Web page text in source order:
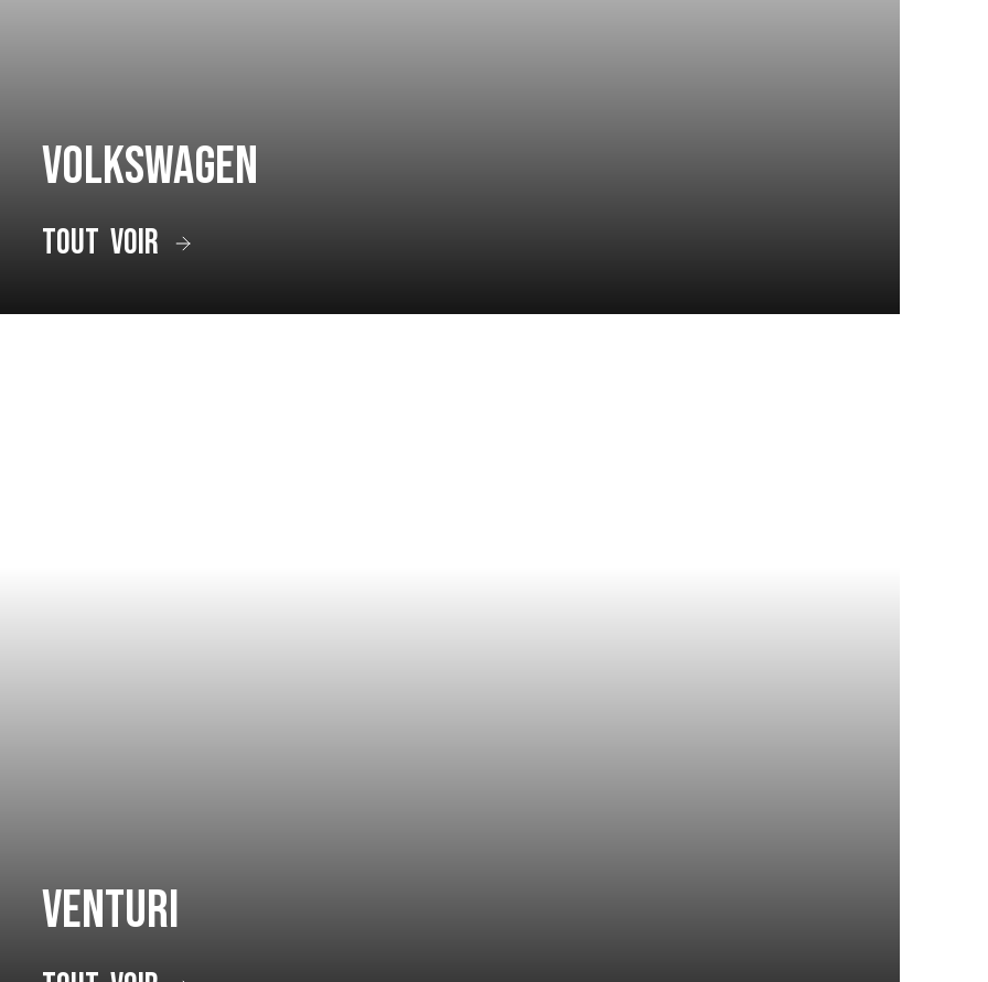
Volkswagen
tout voir
Venturi